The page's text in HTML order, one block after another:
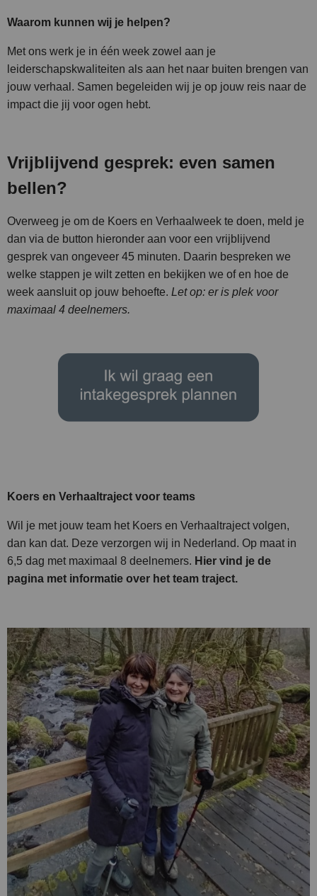
Waarom kunnen wij je helpen?
Met ons werk je in één week zowel aan je
leiderschapskwaliteiten als aan het naar buiten brengen van
jouw verhaal. Samen begeleiden wij je op jouw reis naar de
impact die jij voor ogen hebt.
Vrijblijvend gesprek: even samen
bellen?
Overweeg je om de Koers en Verhaalweek te doen, meld je
dan via de button hieronder aan voor een vrijblijvend
gesprek van ongeveer 45 minuten. Daarin bespreken we
welke stappen je wilt zetten en bekijken we of en hoe de
week aansluit op jouw behoefte. Let op: er is plek voor
maximaal 4 deelnemers.
Koers en Verhaaltraject voor teams
Wil je met jouw team het Koers en Verhaaltraject volgen,
dan kan dat. Deze verzorgen wij in Nederland. Op maat in
6,5 dag met maximaal 8 deelnemers. Hier vind je de
pagina met informatie over het team traject.